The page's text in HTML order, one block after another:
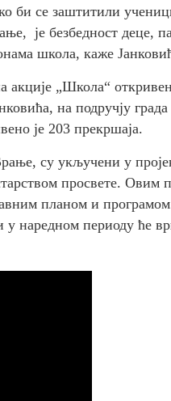
би се заштитили
је безбедност деце,
школа, каже
акције „Школа“
на подручју
је 203 прекршаја.
су укључени у
просвете. Овим
планом и
у наредном периоду ће